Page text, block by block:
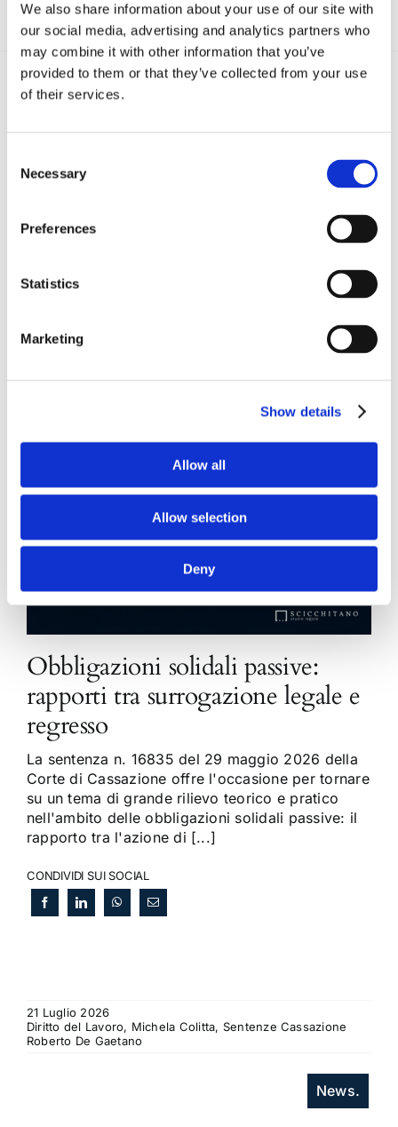
We also share information about your use of our site with
our social media, advertising and analytics partners who
may combine it with other information that you’ve
provided to them or that they’ve collected from your use
of their services.
Selection
Necessary
Preferences
Statistics
Marketing
Show details
Allow all
Allow selection
Deny
24 Luglio 2026
Obbligazioni solidali passive:
rapporti tra surrogazione legale e
regresso
La sentenza n. 16835 del 29 maggio 2026 della
Corte di Cassazione offre l'occasione per tornare
su un tema di grande rilievo teorico e pratico
nell'ambito delle obbligazioni solidali passive: il
rapporto tra l'azione di [...]
CONDIVIDI SUI SOCIAL
21 Luglio 2026
Diritto del Lavoro, Michela Colitta, Sentenze Cassazione
Roberto De Gaetano
News.